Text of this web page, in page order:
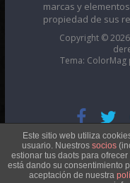
marcas y
propiedad de sus
Copyright © 2026
Tema: ColorMag
Esta obra
Atribución-NoComercial
Este sitio web utiliza
usuario. Nuestros socios
estionar tus daots para
está dando su consentimiento
aceptación de nuestra